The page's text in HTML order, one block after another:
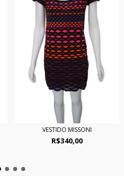
VESTIDO MISSONI
R$340,00